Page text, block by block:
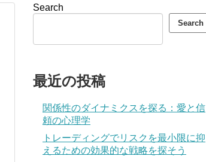
Search
Search
最近の投稿
関係性のダイナミクスを探る：愛と信
頼の心理学
トレーディングでリスクを最小限に抑
えるための効果的な戦略を探そう